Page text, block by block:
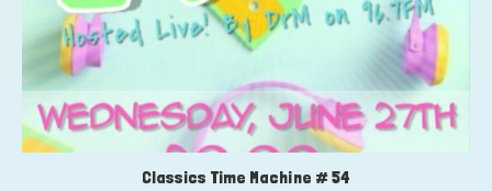
Classics Time Machine # 54